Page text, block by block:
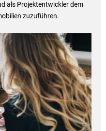
als Projektentwickler dem
zuzuführen.